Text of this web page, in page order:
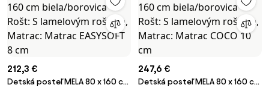
212,3 €
Detská posteľ MELA 80 x 160 cm
247,6 €
Detská posteľ MELA 80 x 160 cm